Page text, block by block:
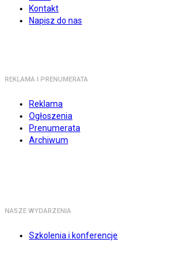
Kontakt
Napisz do nas
REKLAMA I PRENUMERATA
Reklama
Ogłoszenia
Prenumerata
Archiwum
NASZE WYDARZENIA
Szkolenia i konferencje